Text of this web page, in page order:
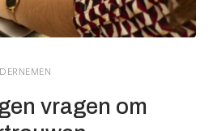
vragen om